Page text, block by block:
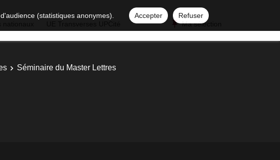
(statistiques anonymes). Accepter
Refuser
Ma sélection
Séminaire du Master Lettres